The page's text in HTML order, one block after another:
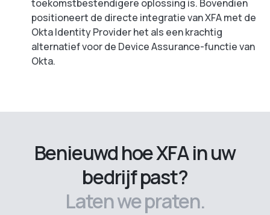
toekomstbestendigere oplossing is. Bovendien
positioneert de directe integratie van XFA met de
Okta Identity Provider het als een krachtig
alternatief voor de Device Assurance-functie van
Okta.
Benieuwd hoe XFA in uw
bedrijf past?
Laten we praten.